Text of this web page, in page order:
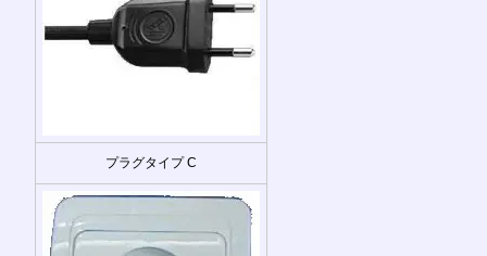
プラグタイプ C